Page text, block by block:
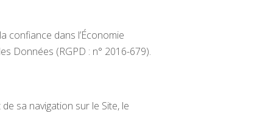
confiance dans l’Économie
Données (RGPD : n° 2016-679).
sa navigation sur le Site, le